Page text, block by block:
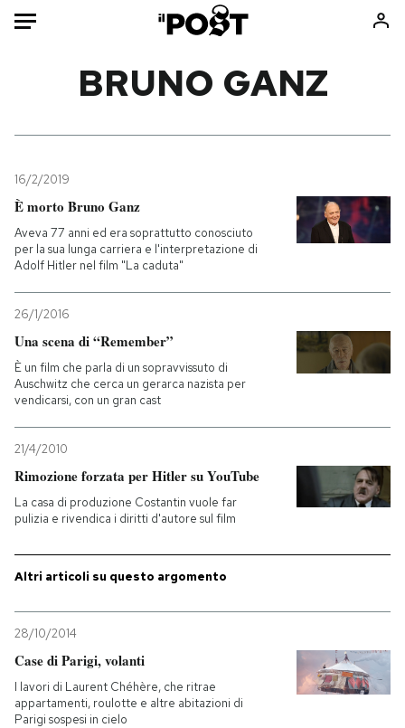
Mondo
Politica
Tecnologia
Internet
Cultura
Economia
Sport
Consumismi
Storie/Idee
Ok Boomer!
Mondiali calcio 2026
PODCAST
NEWSLETTER
I MIEI PREFERITI
CALENDARIO
BRUNO GANZ
16/2/2019
È morto Bruno Ganz
Aveva 77 anni ed era soprattutto conosciuto
per la sua lunga carriera e l'interpretazione di
Adolf Hitler nel film "La caduta"
26/1/2016
Una scena di “Remember”
È un film che parla di un sopravvissuto di
Auschwitz che cerca un gerarca nazista per
vendicarsi, con un gran cast
21/4/2010
Rimozione forzata per Hitler su YouTube
La casa di produzione Costantin vuole far
pulizia e rivendica i diritti d'autore sul film
Altri articoli su questo argomento
28/10/2014
Case di Parigi, volanti
I lavori di Laurent Chéhère, che ritrae
appartamenti, roulotte e altre abitazioni di
Parigi sospesi in cielo